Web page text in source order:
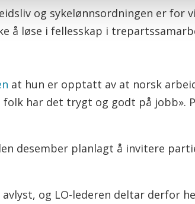
og sykelønnsordningen er for
å løse i fellesskap i
at hun er opptatt av at norsk
har det trygt og godt på jobb».
desember planlagt å invitere
og LO-lederen deltar derfor